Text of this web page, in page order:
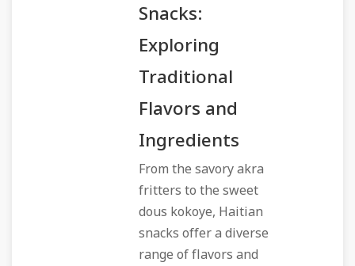
Snacks:
Exploring
Traditional
Flavors and
Ingredients
From the savory akra
fritters to the sweet
dous kokoye, Haitian
snacks offer a diverse
range of flavors and